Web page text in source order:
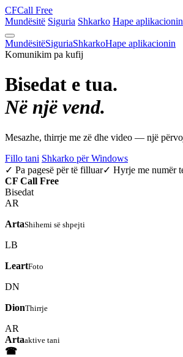
CFCall Free
Mundësitë Siguria Shkarko Hape aplikacionin
MundësitëSiguriaShkarkoHape aplikacionin
Komunikim pa kufij
Bisedat e tua.
Në një vend.
Mesazhe, thirrje me zë dhe video — një
Fillo tani Shkarko për Windows
✓ Pa pagesë për të filluar✓ Hyrje me numër
CF Call Free
Bisedat
AR
ArtaShihemi së shpejti
LB
LeartFoto
DN
DionThirrje
AR
Artaaktive tani
☎